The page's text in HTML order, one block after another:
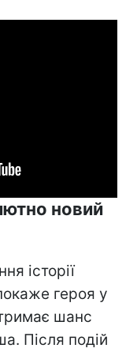
новий
історії
героя у
шанс
Після подій